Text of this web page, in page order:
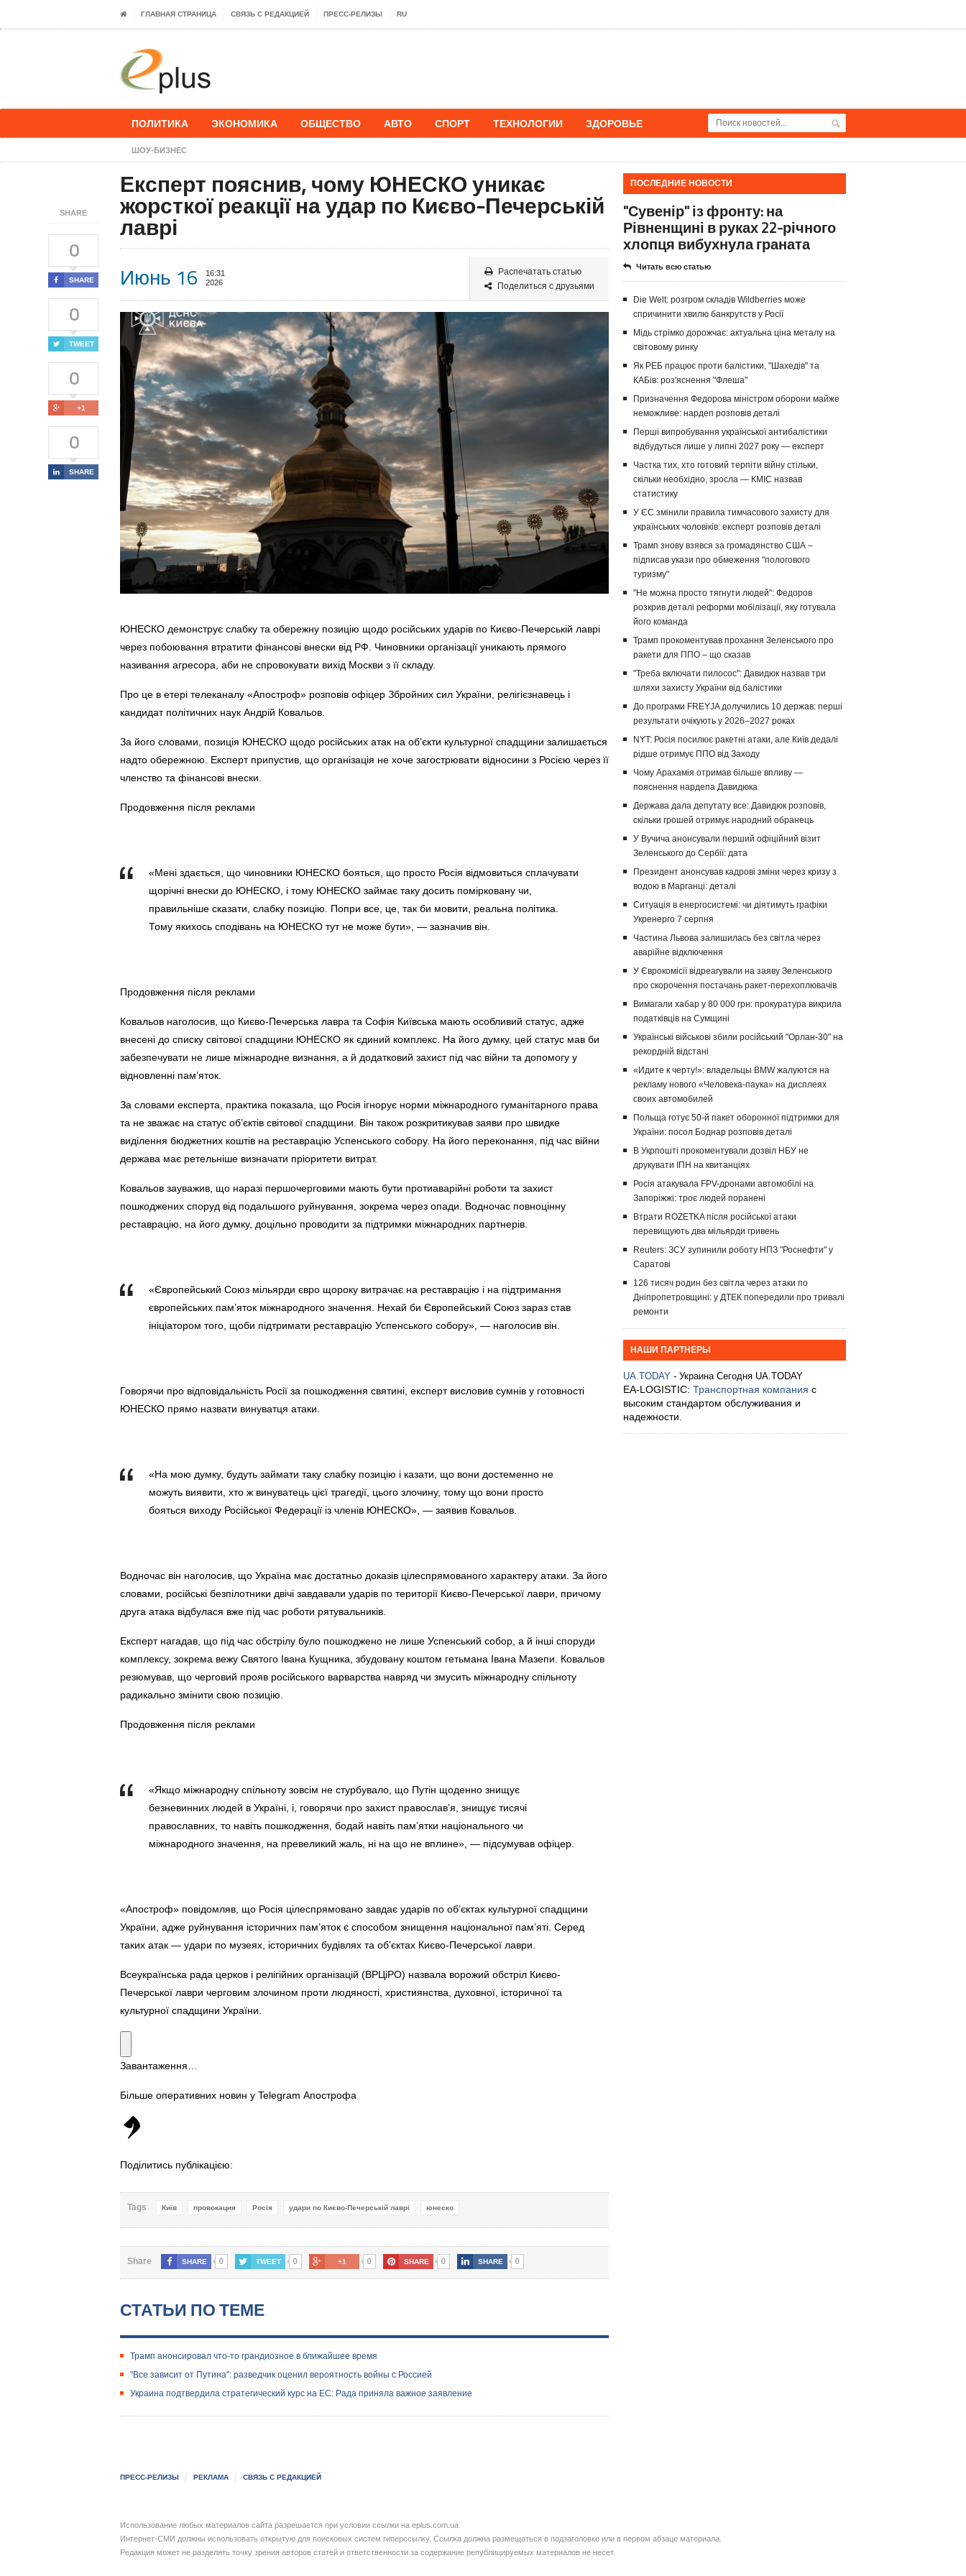
ГЛАВНАЯ СТРАНИЦА СВЯЗЬ С РЕДАКЦИЕЙ ПРЕСС-РЕЛИЗЫ RU
ПОЛИТИКА ЭКОНОМИКА ОБЩЕСТВО АВТО СПОРТ ТЕХНОЛОГИИ ЗДОРОВЬЕ
ШОУ-БИЗНЕС
SHARE
0
SHARE
0
TWEET
0
+1
0
SHARE
Експерт пояснив, чому ЮНЕСКО уникає
жорсткої реакції на удар по Києво-Печерській
лаврі
Июнь 16
16:31
2026
Распечатать статью
Поделиться с друзьями
ЮНЕСКО демонструє слабку та обережну позицію щодо російських ударів по Києво-Печерській лаврі
через побоювання втратити фінансові внески від РФ. Чиновники організації уникають прямого
називання агресора, аби не спровокувати вихід Москви з її складу.
Про це в етері телеканалу «Апостроф» розповів офіцер Збройних сил України, релігієзнавець і
кандидат політичних наук Андрій Ковальов.
За його словами, позиція ЮНЕСКО щодо російських атак на об’єкти культурної спадщини залишається
надто обережною. Експерт припустив, що організація не хоче загострювати відносини з Росією через її
членство та фінансові внески.
Продовження після реклами
«Мені здається, що чиновники ЮНЕСКО бояться, що просто Росія відмовиться сплачувати
щорічні внески до ЮНЕСКО, і тому ЮНЕСКО займає таку досить помірковану чи,
правильніше сказати, слабку позицію. Попри все, це, так би мовити, реальна політика.
Тому якихось сподівань на ЮНЕСКО тут не може бути», — зазначив він.
Продовження після реклами
Ковальов наголосив, що Києво-Печерська лавра та Софія Київська мають особливий статус, адже
внесені до списку світової спадщини ЮНЕСКО як єдиний комплекс. На його думку, цей статус мав би
забезпечувати не лише міжнародне визнання, а й додатковий захист під час війни та допомогу у
відновленні пам’яток.
За словами експерта, практика показала, що Росія ігнорує норми міжнародного гуманітарного права
та не зважає на статус об’єктів світової спадщини. Він також розкритикував заяви про швидке
виділення бюджетних коштів на реставрацію Успенського собору. На його переконання, під час війни
держава має ретельніше визначати пріоритети витрат.
Ковальов зауважив, що наразі першочерговими мають бути протиаварійні роботи та захист
пошкоджених споруд від подальшого руйнування, зокрема через опади. Водночас повноцінну
реставрацію, на його думку, доцільно проводити за підтримки міжнародних партнерів.
«Європейський Союз мільярди євро щороку витрачає на реставрацію і на підтримання
європейських пам’яток міжнародного значення. Нехай би Європейський Союз зараз став
ініціатором того, щоби підтримати реставрацію Успенського собору», — наголосив він.
Говорячи про відповідальність Росії за пошкодження святині, експерт висловив сумнів у готовності
ЮНЕСКО прямо назвати винуватця атаки.
«На мою думку, будуть займати таку слабку позицію і казати, що вони достеменно не
можуть виявити, хто ж винуватець цієї трагедії, цього злочину, тому що вони просто
бояться виходу Російської Федерації із членів ЮНЕСКО», — заявив Ковальов.
Водночас він наголосив, що Україна має достатньо доказів цілеспрямованого характеру атаки. За його
словами, російські безпілотники двічі завдавали ударів по території Києво-Печерської лаври, причому
друга атака відбулася вже під час роботи рятувальників.
Експерт нагадав, що під час обстрілу було пошкоджено не лише Успенський собор, а й інші споруди
комплексу, зокрема вежу Святого Івана Кущника, збудовану коштом гетьмана Івана Мазепи. Ковальов
резюмував, що черговий прояв російського варварства навряд чи змусить міжнародну спільноту
радикально змінити свою позицію.
Продовження після реклами
«Якщо міжнародну спільноту зовсім не стурбувало, що Путін щоденно знищує
безневинних людей в Україні, і, говорячи про захист православ’я, знищує тисячі
православних, то навіть пошкодження, бодай навіть пам’ятки національного чи
міжнародного значення, на превеликий жаль, ні на що не вплине», — підсумував офіцер.
«Апостроф» повідомляв, що Росія цілеспрямовано завдає ударів по об’єктах культурної спадщини
України, адже руйнування історичних пам’яток є способом знищення національної пам’яті. Серед
таких атак — удари по музеях, історичних будівлях та об’єктах Києво-Печерської лаври.
Всеукраїнська рада церков і релігійних організацій (ВРЦіРО) назвала ворожий обстріл Києво-
Печерської лаври черговим злочином проти людяності, християнства, духовної, історичної та
культурної спадщини України.
Завантаження…
Більше оперативних новин у Telegram Апострофа
Поділитись публікацією:
Tags Київ провокация Росія удари по Києво-Печерській лаврі юнеско
Share SHARE 0 TWEET 0 +1 0 SHARE 0 SHARE 0
СТАТЬИ ПО ТЕМЕ
Трамп анонсировал что-то грандиозное в ближайшее время
"Все зависит от Путина": разведчик оценил вероятность войны с Россией
Украина подтвердила стратегический курс на ЕС: Рада приняла важное заявление
ПОСЛЕДНИЕ НОВОСТИ
"Сувенір" із фронту: на
Рівненщині в руках 22-річного
хлопця вибухнула граната
Читать всю статью
Die Welt: розгром складів Wildberries може
спричинити хвилю банкрутств у Росії
Мідь стрімко дорожчає: актуальна ціна металу на
світовому ринку
Як РЕБ працює проти балістики, "Шахедів" та
КАБів: роз'яснення "Флеша"
Призначення Федорова міністром оборони майже
неможливе: нардеп розповів деталі
Перші випробування української антибалістики
відбудуться лише у липні 2027 року — експерт
Частка тих, хто готовий терпіти війну стільки,
скільки необхідно, зросла — КМІС назвав
статистику
У ЄС змінили правила тимчасового захисту для
українських чоловіків: експерт розповів деталі
Трамп знову взявся за громадянство США –
підписав укази про обмеження "пологового
туризму"
"Не можна просто тягнути людей": Федоров
розкрив деталі реформи мобілізації, яку готувала
його команда
Трамп прокоментував прохання Зеленського про
ракети для ППО – що сказав
"Треба включати пилосос": Давидюк назвав три
шляхи захисту України від балістики
До програми FREYJA долучились 10 держав: перші
результати очікують у 2026–2027 роках
NYT: Росія посилює ракетні атаки, але Київ дедалі
рідше отримує ППО від Заходу
Чому Арахамія отримав більше впливу —
пояснення нардепа Давидюка
Держава дала депутату все: Давидюк розповів,
скільки грошей отримує народний обранець
У Вучича анонсували перший офіційний візит
Зеленського до Сербії: дата
Президент анонсував кадрові зміни через кризу з
водою в Марганці: деталі
Ситуація в енергосистемі: чи діятимуть графіки
Укренерго 7 серпня
Частина Львова залишилась без світла через
аварійне відключення
У Єврокомісії відреагували на заяву Зеленського
про скорочення постачань ракет-перехоплювачів
Вимагали хабар у 80 000 грн: прокуратура викрила
податківців на Сумщині
Українські військові збили російський "Орлан-30" на
рекордній відстані
«Идите к черту!»: владельцы BMW жалуются на
рекламу нового «Человека-паука» на дисплеях
своих автомобилей
Польща готує 50-й пакет оборонної підтримки для
України: посол Боднар розповів деталі
В Укрпошті прокоментували дозвіл НБУ не
друкувати ІПН на квитанціях
Росія атакувала FPV-дронами автомобілі на
Запоріжжі: троє людей поранені
Втрати ROZETKA після російської атаки
перевищують два мільярди гривень
Reuters: ЗСУ зупинили роботу НПЗ "Роснефти" у
Саратові
126 тисяч родин без світла через атаки по
Дніпропетровщині: у ДТЕК попередили про тривалі
ремонти
НАШИ ПАРТНЕРЫ
UA.TODAY - Украина Сегодня UA.TODAY
EA-LOGISTIC: Транспортная компания с
высоким стандартом обслуживания и
надежности.
ПРЕСС-РЕЛИЗЫ РЕКЛАМА СВЯЗЬ С РЕДАКЦИЕЙ
Использование любых материалов сайта разрешается при условии ссылки на eplus.com.ua
Интернет-СМИ должны использовать открытую для поисковых систем гиперссылку. Ссылка должна размещаться в подзаголовке или в первом абзаце материала.
Редакция может не разделять точку зрения авторов статей и ответственности за содержание републицируемых материалов не несет.